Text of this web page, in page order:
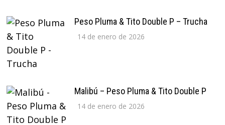
Peso Pluma & Tito Double P – Trucha
14 de enero de 2026
Malibú – Peso Pluma & Tito Double P
14 de enero de 2026